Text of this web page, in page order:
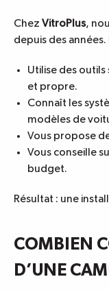
Chez VitroPlus,
depuis des
Utilise des
et propre.
Connaît les
modèles de
Vous propose
Vous conseille
budget.
Résultat : une
COMBIEN
D’UNE